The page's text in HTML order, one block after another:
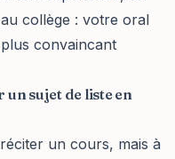
collège : votre oral
convaincant
sujet de liste en
un cours, mais à